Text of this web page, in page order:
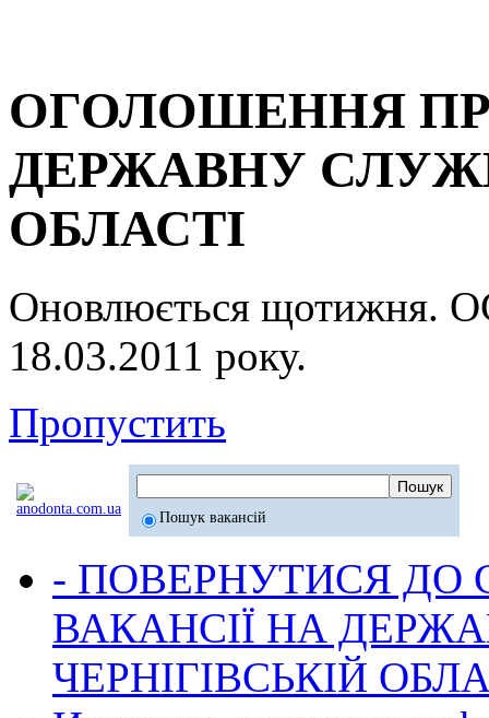
ОГОЛОШЕННЯ
ДЕРЖАВНУ
ОБЛАСТІ
Оновлюється
18.03.2011 року.
Пропустить
Пошук вакансій
- ПОВЕРНУТИСЯ ДО
ВАКАНСІЇ НА
ЧЕРНІГІВСЬКІЙ